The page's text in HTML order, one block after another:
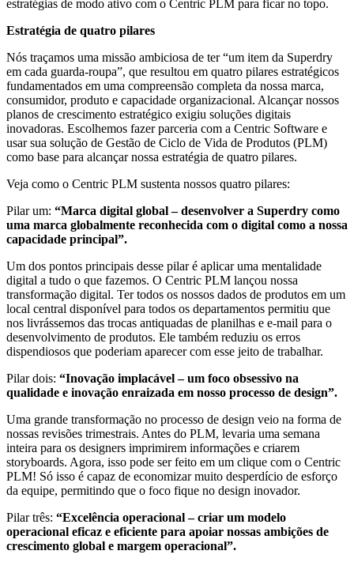
estratégias de modo ativo com o Centric PLM para ficar no topo.
Estratégia de quatro pilares
Nós traçamos uma missão ambiciosa de ter “um item da Superdry
em cada guarda-roupa”, que resultou em quatro pilares estratégicos
fundamentados em uma compreensão completa da nossa marca,
consumidor, produto e capacidade organizacional. Alcançar nossos
planos de crescimento estratégico exigiu soluções digitais
inovadoras. Escolhemos fazer parceria com a Centric Software e
usar sua solução de Gestão de Ciclo de Vida de Produtos (PLM)
como base para alcançar nossa estratégia de quatro pilares.
Veja como o Centric PLM sustenta nossos quatro pilares:
Pilar um: “Marca digital global – desenvolver a Superdry como
uma marca globalmente reconhecida com o digital como a nossa
capacidade principal”.
Um dos pontos principais desse pilar é aplicar uma mentalidade
digital a tudo o que fazemos. O Centric PLM lançou nossa
transformação digital. Ter todos os nossos dados de produtos em um
local central disponível para todos os departamentos permitiu que
nos livrássemos das trocas antiquadas de planilhas e e-mail para o
desenvolvimento de produtos. Ele também reduziu os erros
dispendiosos que poderiam aparecer com esse jeito de trabalhar.
Pilar dois: “Inovação implacável – um foco obsessivo na
qualidade e inovação enraizada em nosso processo de design”.
Uma grande transformação no processo de design veio na forma de
nossas revisões trimestrais. Antes do PLM, levaria uma semana
inteira para os designers imprimirem informações e criarem
storyboards. Agora, isso pode ser feito em um clique com o Centric
PLM! Só isso é capaz de economizar muito desperdício de esforço
da equipe, permitindo que o foco fique no design inovador.
Pilar três: “Excelência operacional – criar um modelo
operacional eficaz e eficiente para apoiar nossas ambições de
crescimento global e margem operacional”.